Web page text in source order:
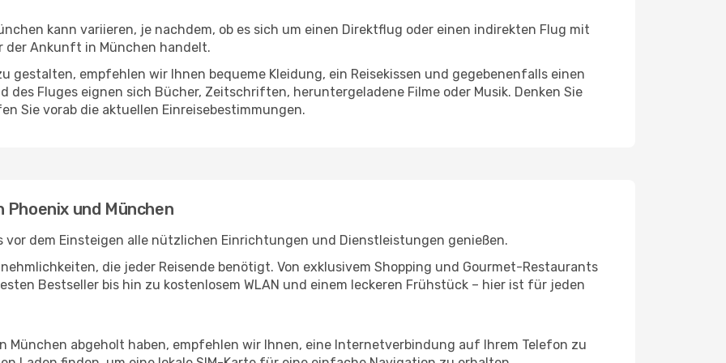
kann variieren, je nachdem, ob es sich um einen Direktflug oder einen indirekten Flug mit
der Ankunft in München handelt.
gestalten, empfehlen wir Ihnen bequeme Kleidung, ein Reisekissen und gegebenenfalls einen
Fluges eignen sich Bücher, Zeitschriften, heruntergeladene Filme oder Musik. Denken Sie
Sie vorab die aktuellen Einreisebestimmungen.
und München
vor dem Einsteigen alle nützlichen Einrichtungen und Dienstleistungen genießen.
die jeder Reisende benötigt. Von exklusivem Shopping und Gourmet-Restaurants
Bestseller bis hin zu kostenlosem WLAN und einem leckeren Frühstück – hier ist für jeden
München abgeholt haben, empfehlen wir Ihnen, eine Internetverbindung auf Ihrem Telefon zu